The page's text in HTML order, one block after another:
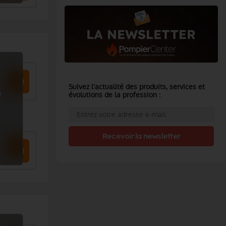
Suivez l'actualité des produits, services et
évolutions de la profession :
Recevoir la newsletter